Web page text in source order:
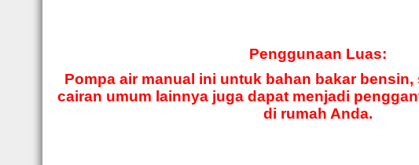
Penggunaan Luas:
Pompa air manual ini untuk bahan bakar bensin,
cairan umum lainnya juga dapat menjadi
di rumah Anda.